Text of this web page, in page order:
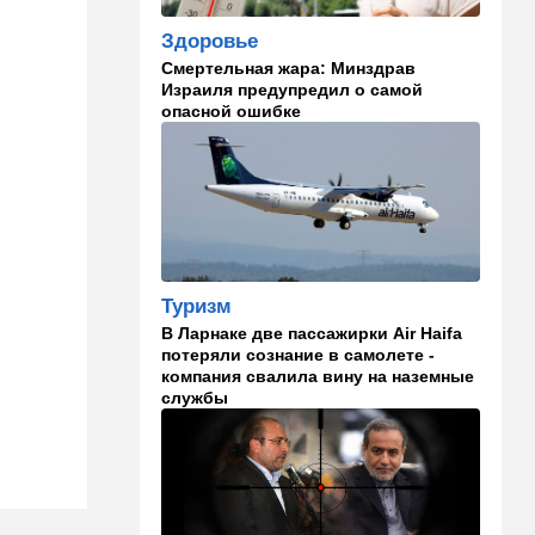
оборонному партнерству
11:03
Найдено сильно
разложившееся тело:
поиски 23-летнего парня
приняли трагический оборот
Деньги
Где самые дешевые
продукты онлайн
09:57 Технологии
Важнейший совет
экспертов: это может спасти
вас и вашу семью от
стремительно
распространяющейся
угрозы
Мнения
Найдено некоторое решение
Здоровье
Смертельная жара: Минздрав
Израиля предупредил о самой
опасной ошибке
Туризм
В Ларнаке две пассажирки Air Haifa
потеряли сознание в самолете -
компания свалила вину на наземные
службы